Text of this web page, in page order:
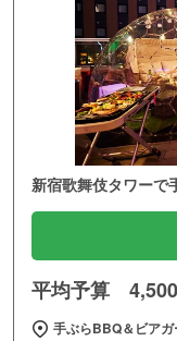
新宿歌舞伎タワーで
平均予算
手ぶらBBQ＆ビア